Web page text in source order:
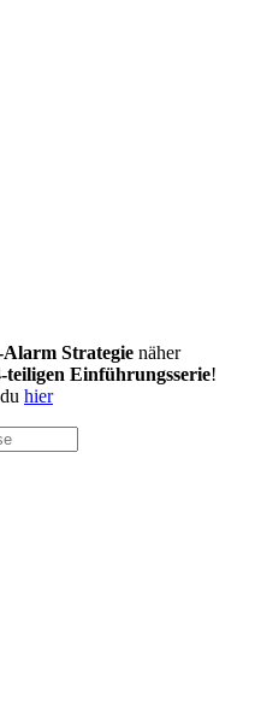
Strategie näher
teiligen Einführungsserie!
hier